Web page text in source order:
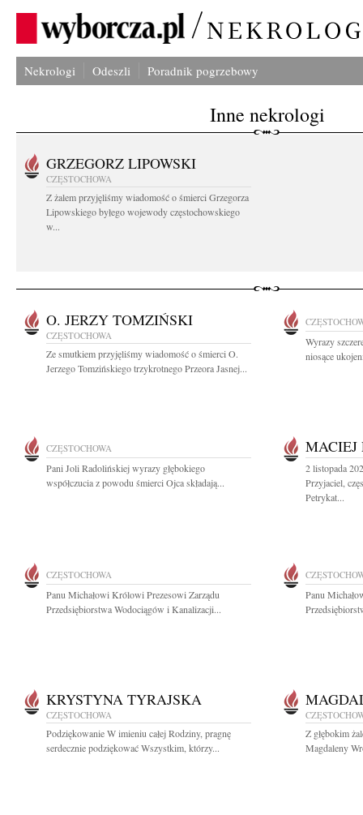
Nekrologi Odeszli Poradnik pogrzebowy
Inne nekrologi
GRZEGORZ LIPOWSKI
CZĘSTOCHOWA
Z żalem przyjęliśmy wiadomość o śmierci Grzegorza
Lipowskiego byłego wojewody częstochowskiego
w...
O. JERZY TOMZIŃSKI
CZĘSTOCHOWA
Ze smutkiem przyjęliśmy wiadomość o śmierci O.
Jerzego Tomzińskiego trzykrotnego Przeora Jasnej...
Wyrazy
niosące
CZĘSTOCHOWA
Pani Joli Radolińskiej wyrazy głębokiego
współczucia z powodu śmierci Ojca składają...
MACIEJ
2 listopada
Przyjaciel,
Petrykat...
CZĘSTOCHOWA
Panu Michałowi Królowi Prezesowi Zarządu
Przedsiębiorstwa Wodociągów i Kanalizacji...
Panu
KRYSTYNA TYRAJSKA
CZĘSTOCHOWA
Podziękowanie W imieniu całej Rodziny, pragnę
serdecznie podziękować Wszystkim, którzy...
Z głębokim
Magdaleny